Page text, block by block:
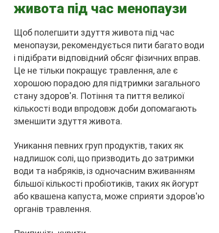
живота під час менопаузи
Щоб полегшити здуття живота під час
менопаузи, рекомендується пити багато води
і підібрати відповідний обсяг фізичних вправ.
Це не тільки покращує травлення, але є
хорошою порадою для підтримки загального
стану здоров'я. Потіння та пиття великої
кількості води впродовж доби допомагають
зменшити здуття живота.
Уникання певних груп продуктів, таких як
надлишок солі, що призводить до затримки
води та набряків, із одночасним вживанням
більшої кількості пробіотиків, таких як йогурт
або квашена капуста, може сприяти здоров'ю
органів травлення.